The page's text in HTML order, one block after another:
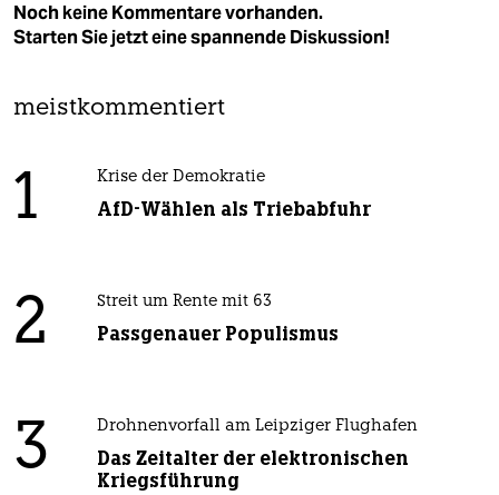
Noch keine Kommentare vorhanden.
Starten Sie jetzt eine spannende Diskussion!
meistkommentiert
1 Krise der Demokratie
AfD-Wählen als Triebabfuhr
2 Streit um Rente mit 63
Passgenauer Populismus
3 Drohnenvorfall am Leipziger Flughafen
Das Zeitalter der elektronischen
Kriegsführung